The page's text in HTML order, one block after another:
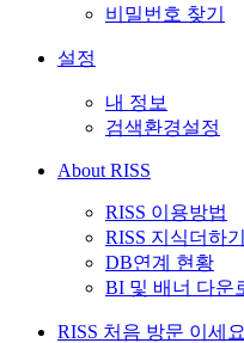
비밀번호 찾기
설정
내 정보
검색환경설정
About RISS
RISS 이용방법
RISS 지식더하기
DB연계 현황
BI 및 배너 다운
RISS 처음 방문 이세